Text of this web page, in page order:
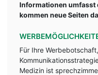
Informationen umfasst
kommen neue Seiten
Für Ihre
Medizin ist